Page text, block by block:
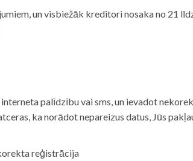
un visbiežāk kreditori nosaka no 21
palīdzību vai sms, un ievadot
ka norādot nepareizus datus, Jūs
reģistrācija